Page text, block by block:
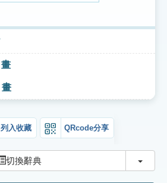
畫
畫
列入收藏 QRcode分享
切換辭典 切換